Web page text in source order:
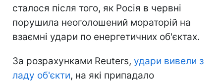
сталося після того, як Росія в червні
порушила неоголошений мораторій на
взаємні удари по енергетичних об'єктах.
За розрахунками Reuters, удари вивели з
ладу об'єкти, на які припадало